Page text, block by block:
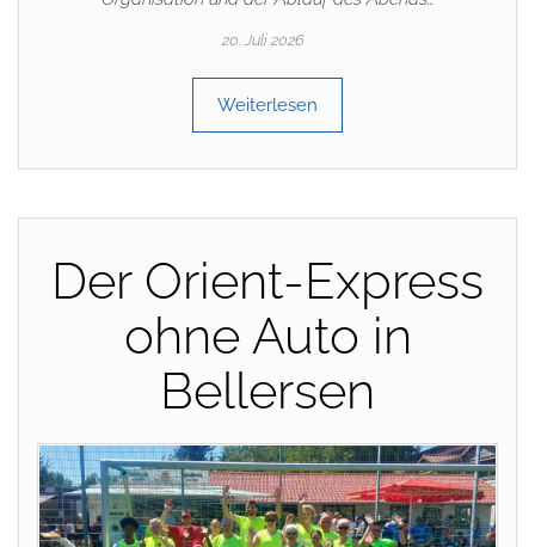
20. Juli 2026
Weiterlesen
Der Orient-Express
ohne Auto in
Bellersen